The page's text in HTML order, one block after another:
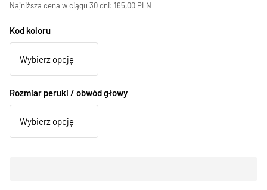
Najniższa cena w ciągu 30 dni: 165,00 PLN
Kod koloru
Rozmiar peruki / obwód głowy